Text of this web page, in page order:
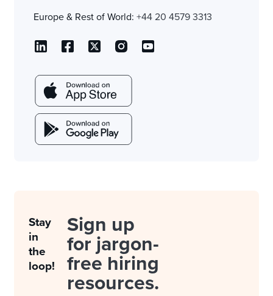
Europe & Rest of World: +44 20 4579 3313
Stay
in
the
loop!
Sign up
for jargon-
free hiring
resources.